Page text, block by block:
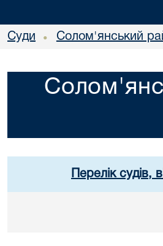
Суди • Солом'янський
Перелік судів,